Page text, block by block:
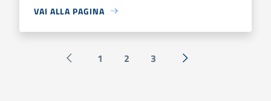
VAI ALLA PAGINA
Pagina precedente
1 2 3 Successiva »